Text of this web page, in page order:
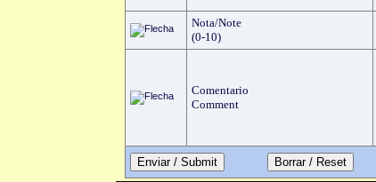
Nota/Note
(0-10)
Comentario
Comment
Enviar / Submit